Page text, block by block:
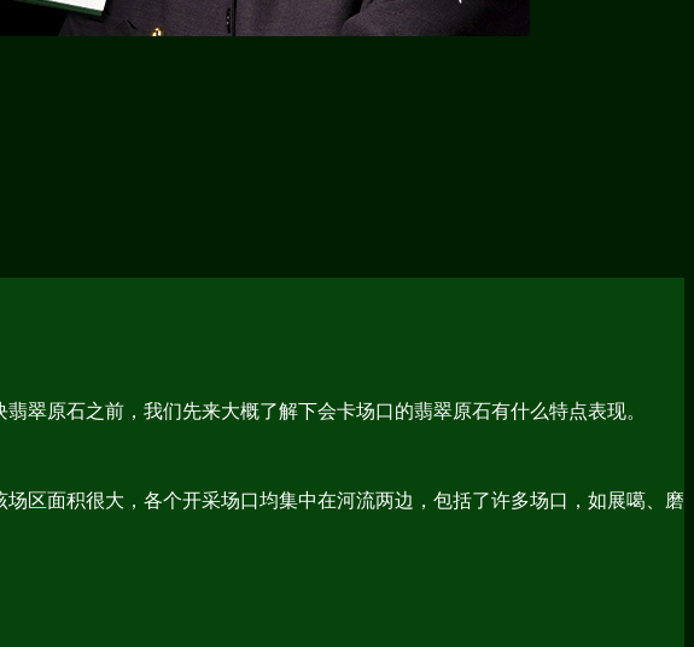
翠原石之前，我们先来大概了解下会卡场口的翡翠原石有什么特点表现。
区面积很大，各个开采场口均集中在河流两边，包括了许多场口，如展噶、磨